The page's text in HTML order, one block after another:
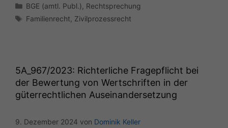
Kategorien
BGE (amtl. Publ.) Rechtsprechung
Schlagwörter
Familienrecht Zivilprozessrecht
5A_967/2023: Richterliche Fragepflicht bei
der Bewertung von Wertschriften in der
güterrechtlichen Auseinandersetzung
9. Dezember 2024 von Dominik Keller